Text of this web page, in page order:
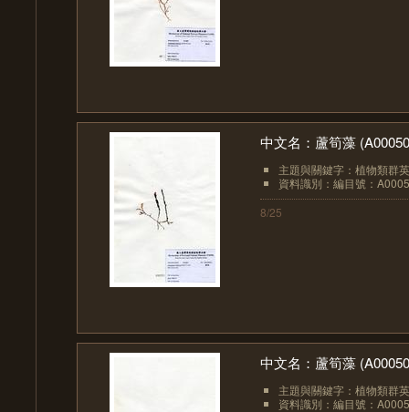
中文名：蘆筍藻
主題與關鍵字：植物類群
資料識別：編目號：
8/25
中文名：蘆筍藻
主題與關鍵字：植物類群
資料識別：編目號：